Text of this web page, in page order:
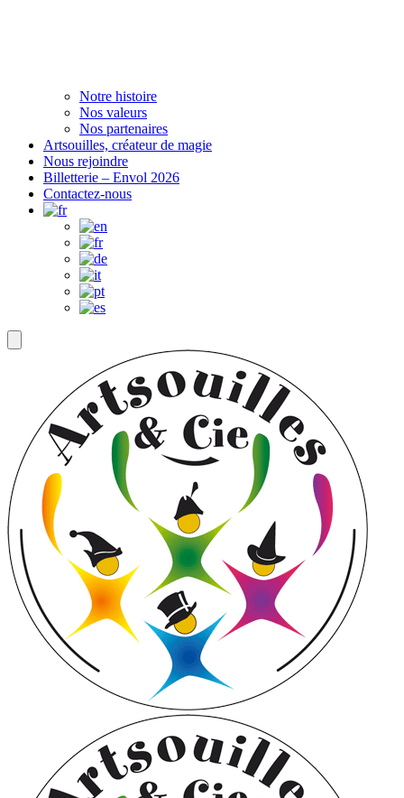
Notre histoire
Nos valeurs
Nos partenaires
Artsouilles, créateur de magie
Nous rejoindre
Billetterie – Envol 2026
Contactez-nous